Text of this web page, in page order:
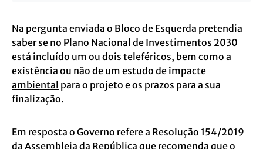
Na pergunta enviada o Bloco de Esquerda pretendia
saber se no Plano Nacional de Investimentos 2030
está incluído um ou dois teleféricos, bem como a
existência ou não de um estudo de impacte
ambiental para o projeto e os prazos para a sua
finalização.
Em resposta o Governo refere a Resolução 154/2019
da Assembleia da República que recomenda que o